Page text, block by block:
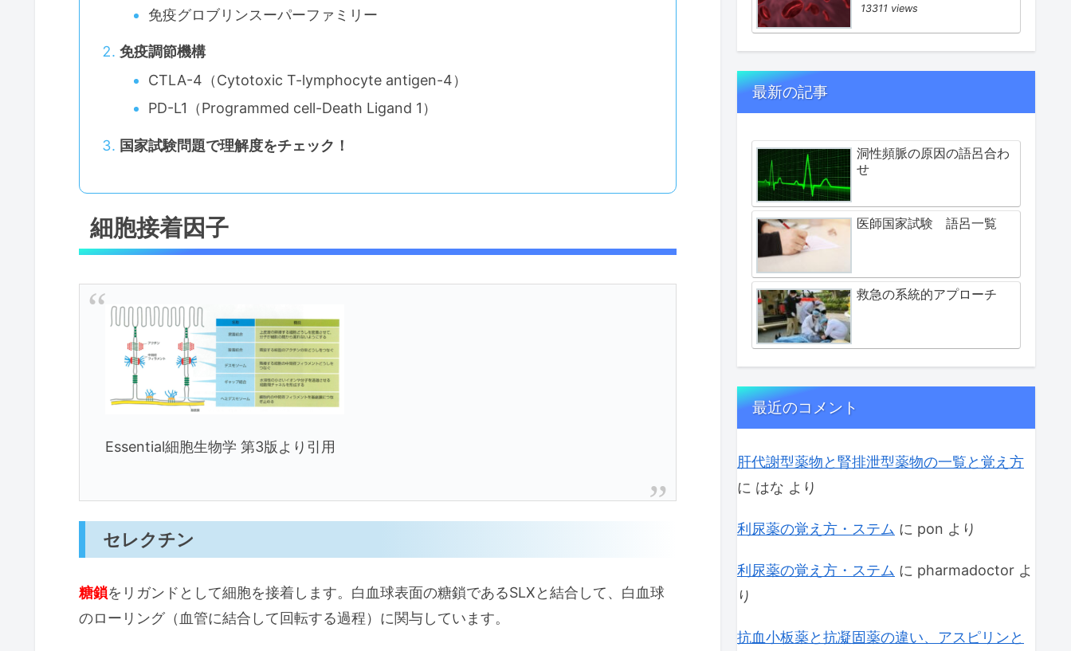
免疫グロブリンスーパーファミリー
免疫調節機構
CTLA-4（Cytotoxic T-lymphocyte antigen-4）
PD-L1（Programmed cell-Death Ligand 1）
国家試験問題で理解度をチェック！
細胞接着因子
Essential細胞生物学 第3版より引用
セレクチン
糖鎖をリガンドとして細胞を接着します。白血球表面の糖鎖であるSLXと結合して、白血球
のローリング（血管に結合して回転する過程）に関与しています。
13311 views
最新の記事
洞性頻脈の原因の語呂合わ
せ
医師国家試験 語呂一覧
救急の系統的アプローチ
最近のコメント
肝代謝型薬物と腎排泄型薬物の一覧と覚え方
に はな より
利尿薬の覚え方・ステム に pon より
利尿薬の覚え方・ステム に pharmadoctor よ
り
抗血小板薬と抗凝固薬の違い、アスピリンと